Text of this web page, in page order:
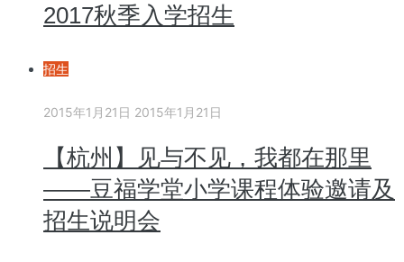
2017秋季入学招生
招生
2015年1月21日 2015年1月21日
【杭州】见与不见，我都在那里
——豆福学堂小学课程体验邀请及
招生说明会